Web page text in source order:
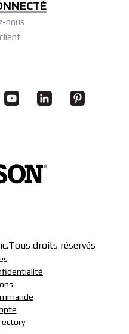
nous
Tous droits réservés